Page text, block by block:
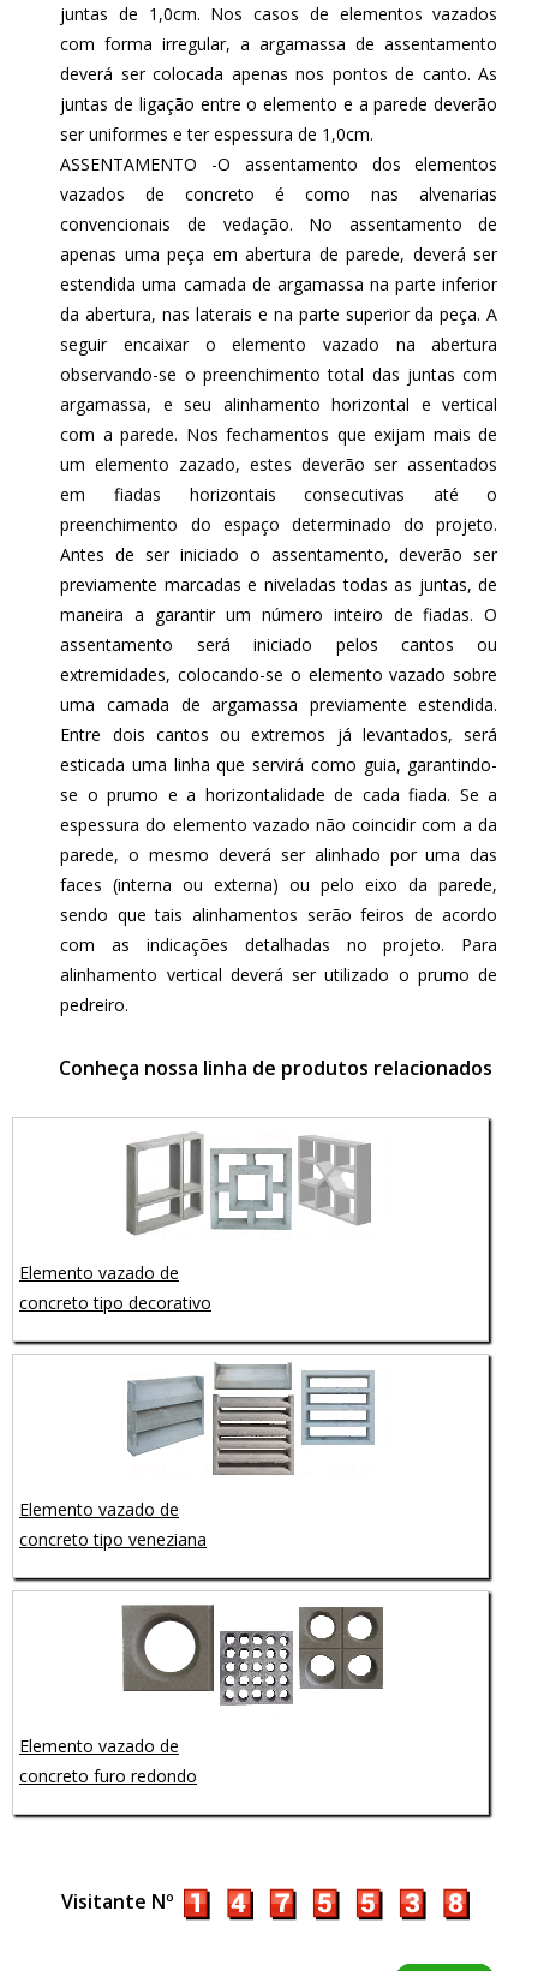
juntas de 1,0cm. Nos casos de elementos vazados
com forma irregular, a argamassa de assentamento
deverá ser colocada apenas nos pontos de canto. As
juntas de ligação entre o elemento e a parede deverão
ser uniformes e ter espessura de 1,0cm.
ASSENTAMENTO -O assentamento dos elementos
vazados de concreto é como nas alvenarias
convencionais de vedação. No assentamento de
apenas uma peça em abertura de parede, deverá ser
estendida uma camada de argamassa na parte inferior
da abertura, nas laterais e na parte superior da peça. A
seguir encaixar o elemento vazado na abertura
observando-se o preenchimento total das juntas com
argamassa, e seu alinhamento horizontal e vertical
com a parede. Nos fechamentos que exijam mais de
um elemento zazado, estes deverão ser assentados
em fiadas horizontais consecutivas até o
preenchimento do espaço determinado do projeto.
Antes de ser iniciado o assentamento, deverão ser
previamente marcadas e niveladas todas as juntas, de
maneira a garantir um número inteiro de fiadas. O
assentamento será iniciado pelos cantos ou
extremidades, colocando-se o elemento vazado sobre
uma camada de argamassa previamente estendida.
Entre dois cantos ou extremos já levantados, será
esticada uma linha que servirá como guia, garantindo-
se o prumo e a horizontalidade de cada fiada. Se a
espessura do elemento vazado não coincidir com a da
parede, o mesmo deverá ser alinhado por uma das
faces (interna ou externa) ou pelo eixo da parede,
sendo que tais alinhamentos serão feiros de acordo
com as indicações detalhadas no projeto. Para
alinhamento vertical deverá ser utilizado o prumo de
pedreiro.
Conheça nossa linha de produtos relacionados
Elemento vazado de
concreto tipo decorativo
Elemento vazado de
concreto tipo veneziana
Elemento vazado de
concreto furo redondo
Visitante Nº